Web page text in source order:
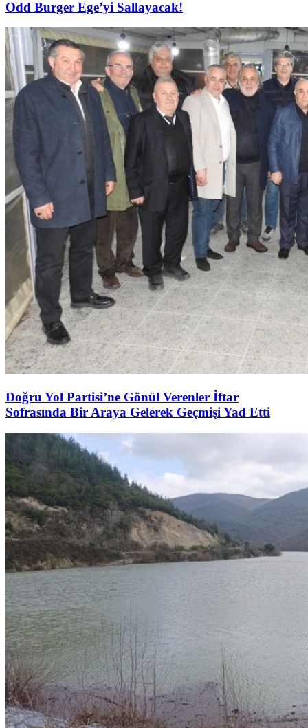
Odd Burger Ege’yi Sallayacak!
Doğru Yol Partisi’ne Gönül Verenler İftar
Sofrasında Bir Araya Gelerek Geçmişi Yad Etti